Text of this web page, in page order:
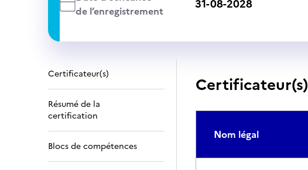
de l’enregistrement
31-08-2028
Certificateur(s)
Résumé de la
certification
Blocs de compétences
Certificateur(s)
Nom légal